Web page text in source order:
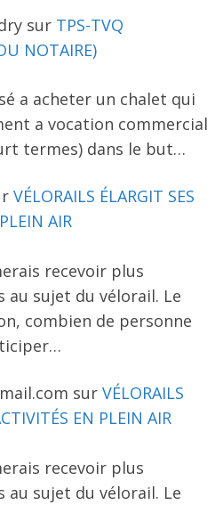
sur TPS-TVQ
NOTAIRE)
a acheter un chalet qui
a vocation commercial
termes) dans le but…
VÉLORAILS ÉLARGIT SES
AIR
recevoir plus
sujet du vélorail. Le
combien de personne
sur VÉLORAILS
EN PLEIN AIR
recevoir plus
sujet du vélorail. Le